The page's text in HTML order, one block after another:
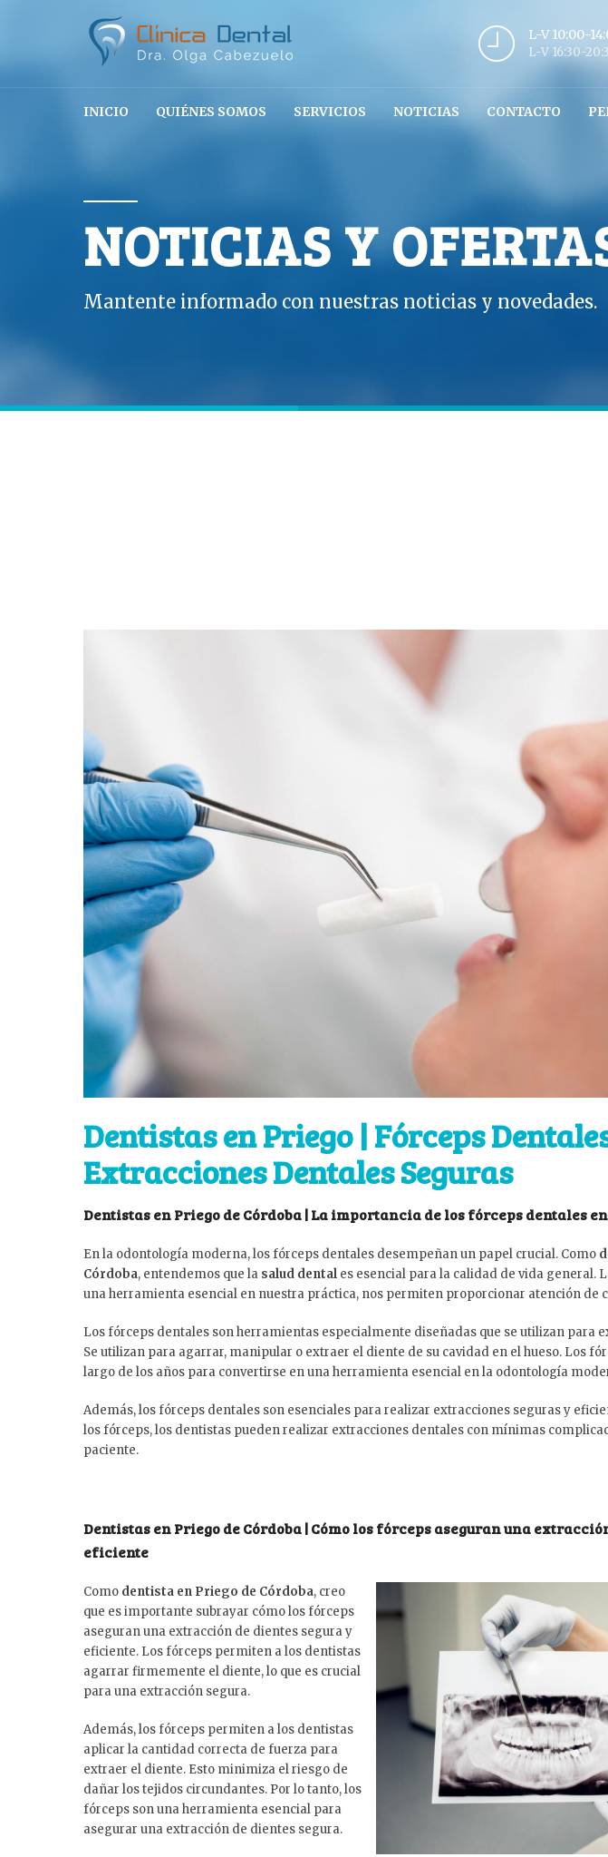
L-V 10:00-
L-V 16:30-
INICIO QUIÉNES SOMOS SERVICIOS NOTICIAS CONTACTO
NOTICIAS Y
Mantente informado con nuestras noticias y novedades.
Dentistas en Priego | Fórceps
Extracciones Dentales Seguras
Dentistas en Priego de Córdoba | La importancia de los fórceps dentales
En la odontología moderna, los fórceps dentales desempeñan un papel crucial. Como
Córdoba, entendemos que la salud dental es esencial para la calidad de vida general.
una herramienta esencial en nuestra práctica, nos permiten proporcionar atención de
Los fórceps dentales son herramientas especialmente diseñadas que se utilizan para
Se utilizan para agarrar, manipular o extraer el diente de su cavidad en el hueso. Los
largo de los años para convertirse en una herramienta esencial en la odontología
Además, los fórceps dentales son esenciales para realizar extracciones seguras y
los fórceps, los dentistas pueden realizar extracciones dentales con mínimas
paciente.
Dentistas en Priego de Córdoba | Cómo los fórceps aseguran una
eficiente
Como dentista en Priego de Córdoba, creo
que es importante subrayar cómo los fórceps
aseguran una extracción de dientes segura y
eficiente. Los fórceps permiten a los dentistas
agarrar firmemente el diente, lo que es crucial
para una extracción segura.
Además, los fórceps permiten a los dentistas
aplicar la cantidad correcta de fuerza para
extraer el diente. Esto minimiza el riesgo de
dañar los tejidos circundantes. Por lo tanto, los
fórceps son una herramienta esencial para
asegurar una extracción de dientes segura.